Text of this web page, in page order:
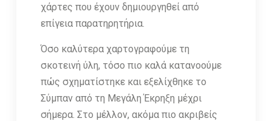
χάρτες που έχουν δημιουργηθεί από
επίγεια παρατηρητήρια.
Όσο καλύτερα χαρτογραφούμε τη
σκοτεινή ύλη, τόσο πιο καλά κατανοούμε
πώς σχηματίστηκε και εξελίχθηκε το
Σύμπαν από τη Μεγάλη Έκρηξη μέχρι
σήμερα. Στο μέλλον, ακόμα πιο ακριβείς